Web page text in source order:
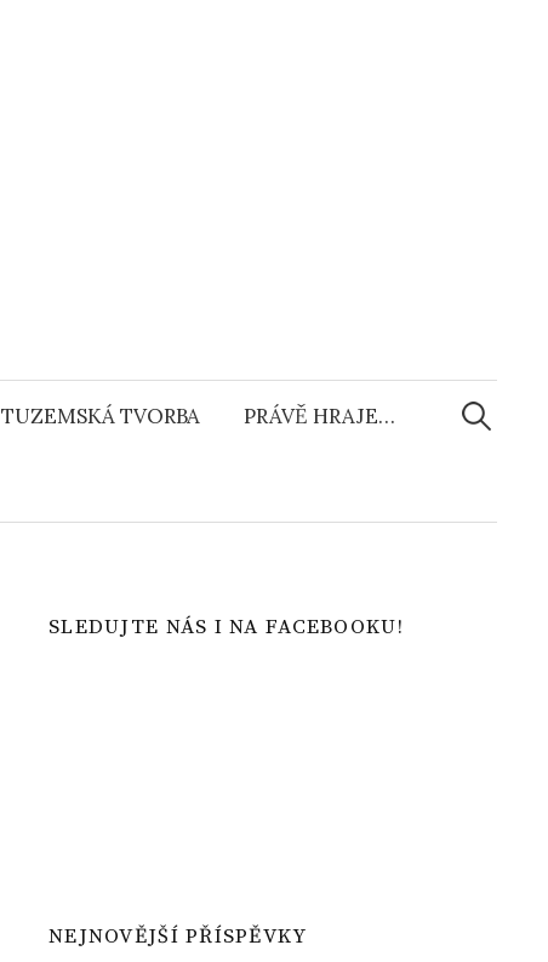
TUZEMSKÁ TVORBA PRÁVĚ HRAJE…
SLEDUJTE NÁS I NA FACEBOOKU!
NEJNOVĚJŠÍ PŘÍSPĚVKY